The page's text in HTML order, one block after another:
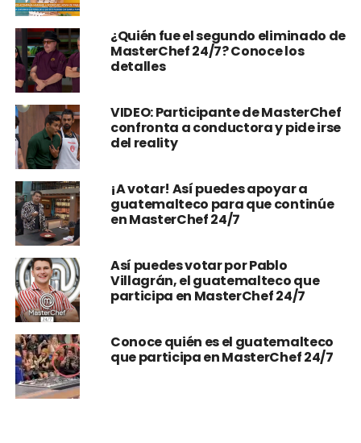
¿Quién fue el segundo eliminado de
MasterChef 24/7? Conoce los
detalles
VIDEO: Participante de MasterChef
confronta a conductora y pide irse
del reality
¡A votar! Así puedes apoyar a
guatemalteco para que continúe
en MasterChef 24/7
Así puedes votar por Pablo
Villagrán, el guatemalteco que
participa en MasterChef 24/7
Conoce quién es el guatemalteco
que participa en MasterChef 24/7